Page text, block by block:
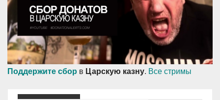
Поддержите сбор в Царскую казну. Все стримы